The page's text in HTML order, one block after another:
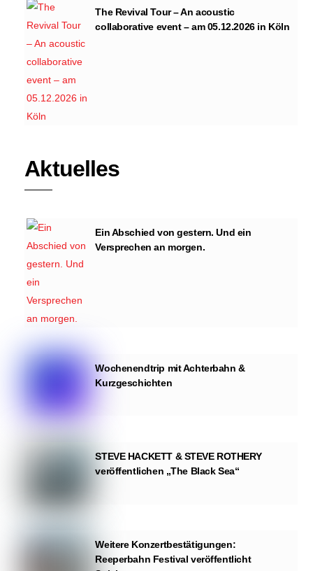
The Revival Tour – An acoustic
collaborative event – am 05.12.2026 in Köln
Aktuelles
Ein Abschied von gestern. Und ein
Versprechen an morgen.
Wochenendtrip mit Achterbahn &
Kurzgeschichten
STEVE HACKETT & STEVE ROTHERY
veröffentlichen „The Black Sea“
Weitere Konzertbestätigungen:
Reeperbahn Festival veröffentlicht